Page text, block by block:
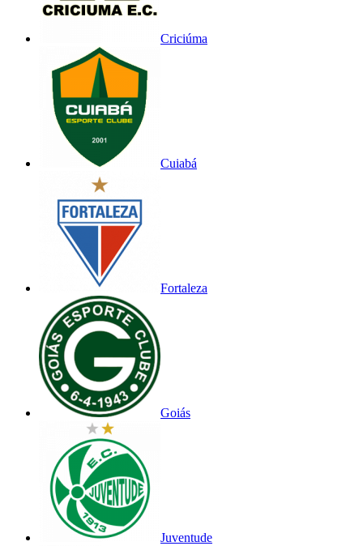
Criciúma
Cuiabá
Fortaleza
Goiás
Juventude